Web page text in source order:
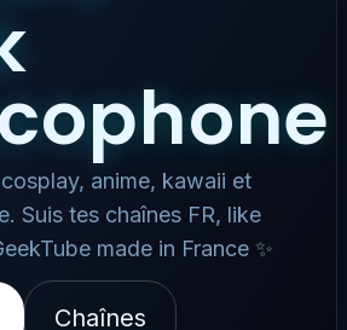
anime, kawaii et
Suis tes chaînes FR, like
made in France ✨
Chaînes